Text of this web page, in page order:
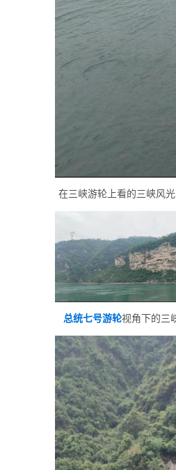
在三峡游轮上看的三峡风光
总统七号游轮视角下的三